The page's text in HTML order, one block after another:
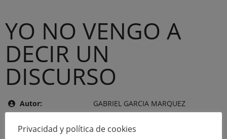
YO NO VENGO A
DECIR UN
DISCURSO
Autor:
GABRIEL GARCIA MARQUEZ
Privacidad y política de cookies